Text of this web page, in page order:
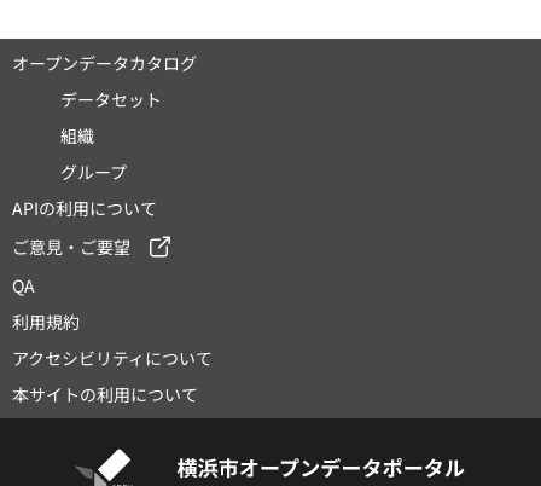
オープンデータカタログ
データセット
組織
グループ
APIの利用について
ご意見・ご要望
QA
利用規約
アクセシビリティについて
本サイトの利用について